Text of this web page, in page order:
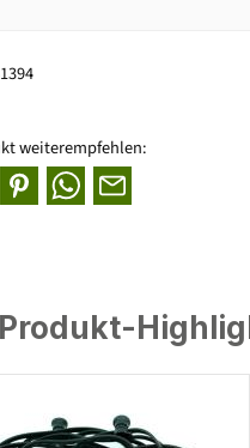
weiterempfehlen:
Produkt-